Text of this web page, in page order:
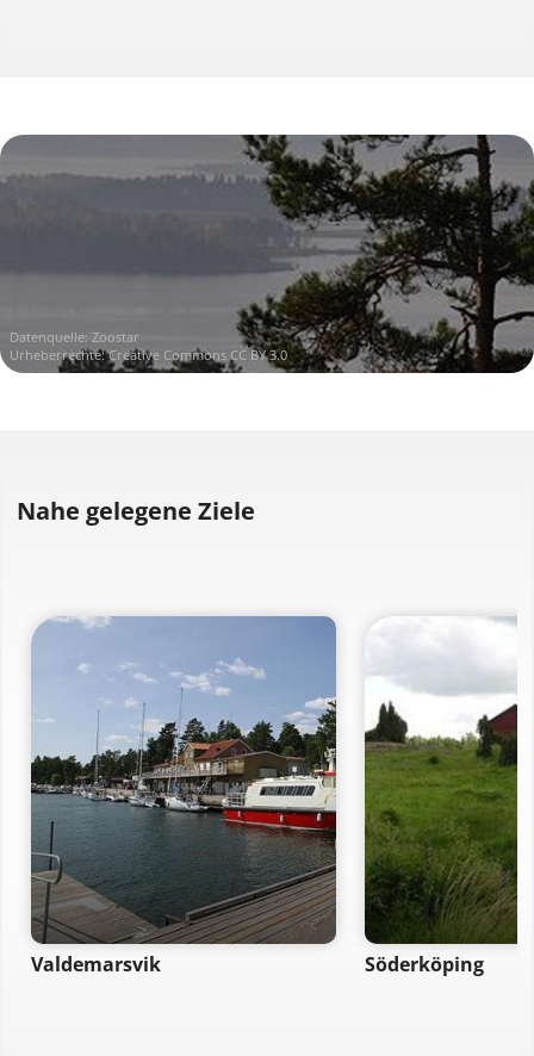
Datenquelle: Zoostar
Urheberrechte:Creative Commons CC BY 3.0
Nahe gelegene Ziele
Valdemarsvik Söderköping